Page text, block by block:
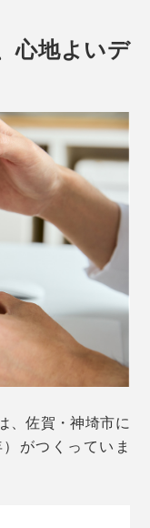
デスクも、気持ち
、ひとつを並べる
くる……。
心地よいデ
、佐賀・神埼市に
がつくっていま